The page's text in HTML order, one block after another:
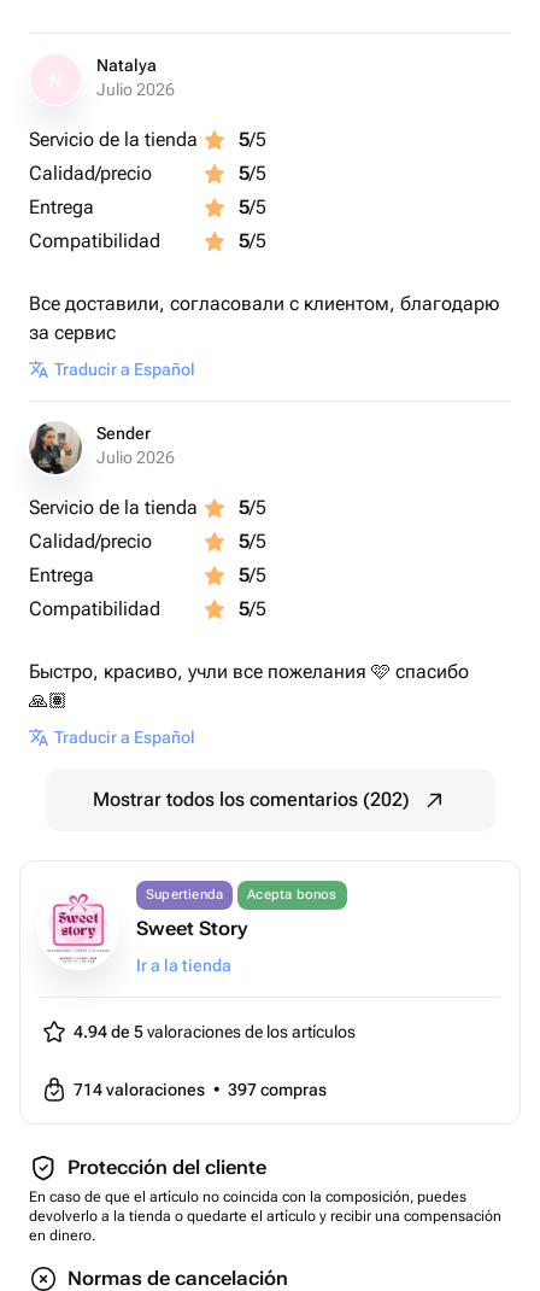
Natalya
Julio 2026
Servicio de la tienda 5/5
Calidad/precio
5/5
Entrega
5/5
Compatibilidad
5/5
Все доставили, согласовали с клиентом, благодарю
за сервис
Traducir a Español
Sender
Julio 2026
Servicio de la tienda 5/5
Calidad/precio
5/5
Entrega
5/5
Compatibilidad
5/5
Быстро, красиво, учли все пожелания 🩷 спасибо
🙏🏽
Traducir a Español
Mostrar todos los comentarios (202)
Supertienda Acepta bonos
Sweet Story
Ir a la tienda
4.94 de 5valoraciones de los artículos
714valoraciones • 397compras
Protección del cliente
En caso de que el artículo no coincida con la composición, puedes
devolverlo a la tienda o quedarte el artículo y recibir una compensación
en dinero.
Normas de cancelación